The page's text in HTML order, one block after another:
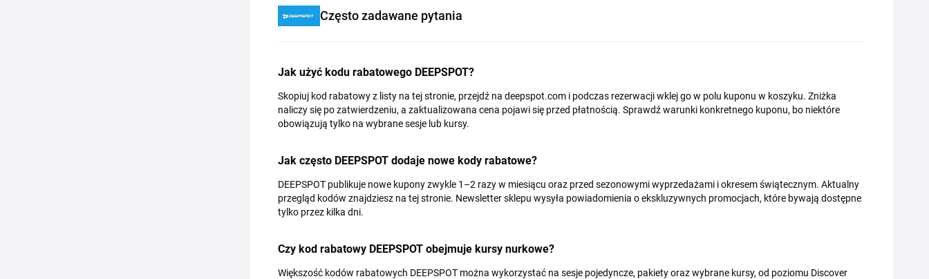
Często zadawane pytania
Jak użyć kodu rabatowego DEEPSPOT?
Skopiuj kod rabatowy z listy na tej stronie, przejdź na deepspot.com i podczas rezerwacji wklej go w polu kuponu w koszyku. Zniżka
naliczy się po zatwierdzeniu, a zaktualizowana cena pojawi się przed płatnością. Sprawdź warunki konkretnego kuponu, bo niektóre
obowiązują tylko na wybrane sesje lub kursy.
Jak często DEEPSPOT dodaje nowe kody rabatowe?
DEEPSPOT publikuje nowe kupony zwykle 1–2 razy w miesiącu oraz przed sezonowymi wyprzedażami i okresem świątecznym. Aktualny
przegląd kodów znajdziesz na tej stronie. Newsletter sklepu wysyła powiadomienia o ekskluzywnych promocjach, które bywają dostępne
tylko przez kilka dni.
Czy kod rabatowy DEEPSPOT obejmuje kursy nurkowe?
Większość kodów rabatowych DEEPSPOT można wykorzystać na sesje pojedyncze, pakiety oraz wybrane kursy, od poziomu Discover